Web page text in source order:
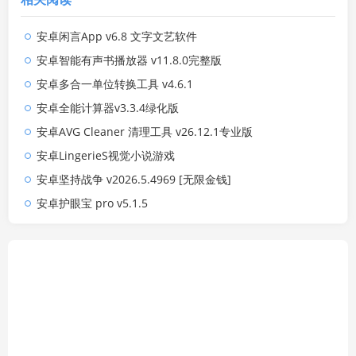
安卓闲言App v6.8 文字文艺软件
安卓智能有声书播放器 v11.8.0完整版
安卓多合一单位转换工具 v4.6.1
安卓全能计算器v3.3.4绿化版
安卓AVG Cleaner 清理工具 v26.12.1专业版
安卓LingerieS视觉小说游戏
安卓坚持战争 v2026.5.4969 [无限金钱]
安卓护眼宝 pro v5.1.5